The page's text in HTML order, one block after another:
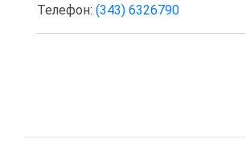
Телефон: (343) 6326790